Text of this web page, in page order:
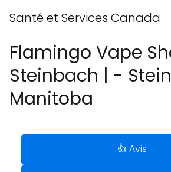
Santé et Services Canada
Flamingo Vape
Steinbach | -
Manitoba
👍 Avis